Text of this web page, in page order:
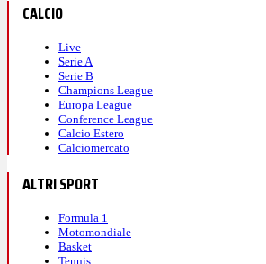
CALCIO
Live
Serie A
Serie B
Champions League
Europa League
Conference League
Calcio Estero
Calciomercato
ALTRI SPORT
Formula 1
Motomondiale
Basket
Tennis